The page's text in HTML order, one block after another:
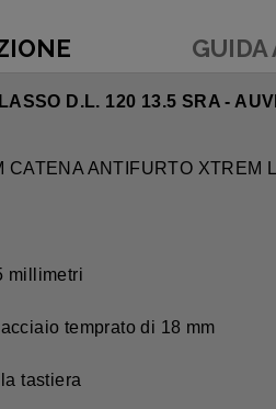
GUIDA
D.L. 120 13.5 SRA -
CATENA ANTIFURTO XTREM
millimetri
temprato di 18 mm
tastiera